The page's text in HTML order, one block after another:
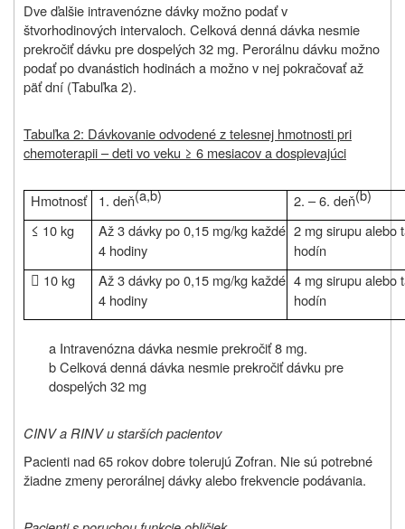
Dve ďalšie intravenózne dávky možno podať v
štvorhodinových intervaloch. Celková denná dávka nesmie
prekročiť dávku pre dospelých 32 mg. Perorálnu dávku možno
podať po dvanástich hodinách a možno v nej pokračovať až
päť dní (Tabuľka 2).
Tabuľka 2: Dávkovanie odvodené z telesnej hmotnosti pri
chemoterapii – deti vo veku ≥ 6 mesiacov a dospievajúci
Hmotnosť 1. deň(a,b) 2. – 6. deň(b)
≤ 10 kg
Až 3 dávky po 0,15 mg/kg každé
4 hodiny
2 mg sirupu alebo
hodín
 10 kg
Až 3 dávky po 0,15 mg/kg každé
4 hodiny
4 mg sirupu alebo
hodín
a Intravenózna dávka nesmie prekročiť 8 mg.
b Celková denná dávka nesmie prekročiť dávku pre
dospelých 32 mg
CINV a RINV u starších pacientov
Pacienti nad 65 rokov dobre tolerujú Zofran. Nie sú potrebné
žiadne zmeny perorálnej dávky alebo frekvencie podávania.